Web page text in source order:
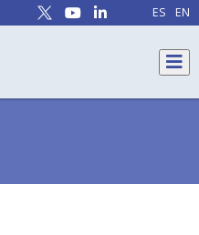
ES EN